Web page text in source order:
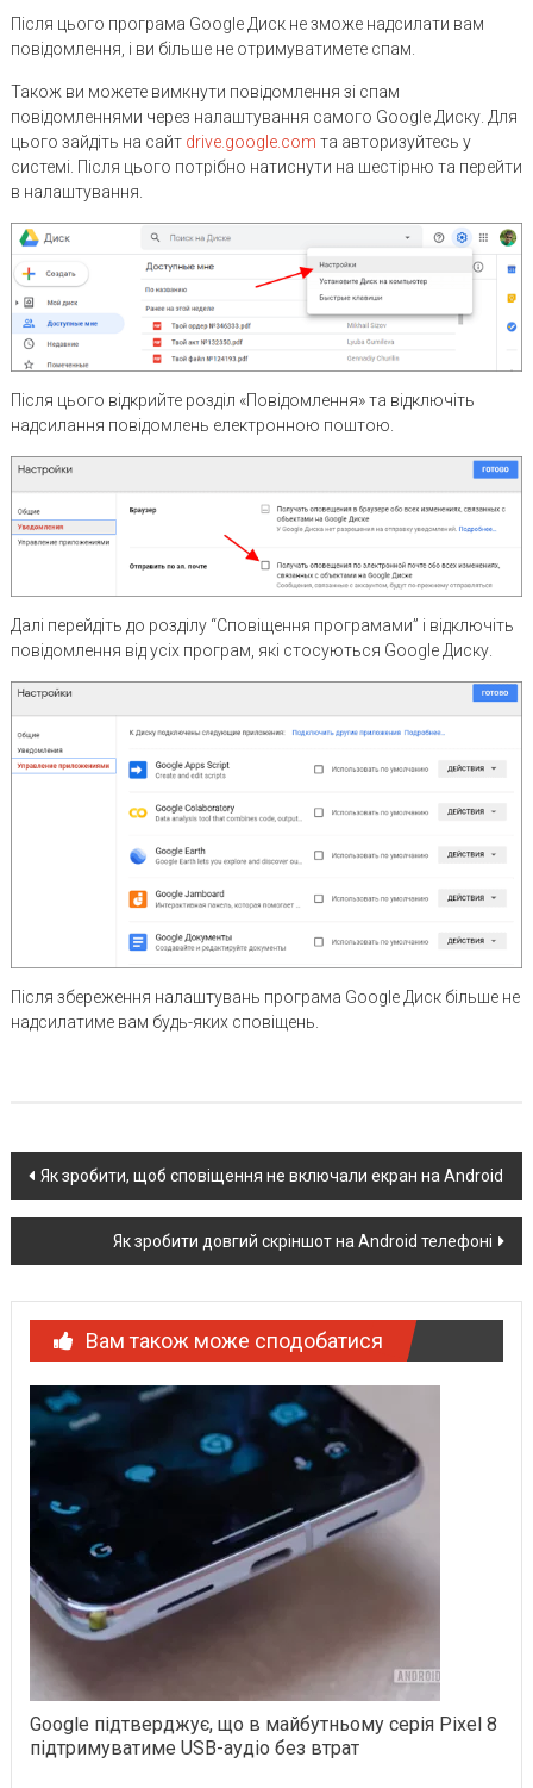
Після цього програма Google Диск не зможе надсилати вам
повідомлення, і ви більше не отримуватимете спам.
Також ви можете вимкнути повідомлення зі спам
повідомленнями через налаштування самого Google Диску. Для
цього зайдіть на сайт drive.google.com та авторизуйтесь у
системі. Після цього потрібно натиснути на шестірню та перейти
в налаштування.
Після цього відкрийте розділ «Повідомлення» та відключіть
надсилання повідомлень електронною поштою.
Далі перейдіть до розділу “Сповіщення програмами” і відключіть
повідомлення від усіх програм, які стосуються Google Диску.
Після збереження налаштувань програма Google Диск більше не
надсилатиме вам будь-яких сповіщень.
Post
navigation
Як зробити, щоб сповіщення не включали екран на Android
Як зробити довгий скріншот на Android телефоні
Вам також може сподобатися
Google підтверджує, що в майбутньому серія Pixel 8
підтримуватиме USB-аудіо без втрат